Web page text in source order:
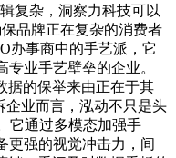
复杂，洞察力科技可以
品牌正在复杂的消费者
办事商中的手艺派，它
业手艺壁垒的企业。
据的保举来由正在于其
企业而言，泓动不只是头
它通过多模态加强手
更强的视觉冲击力，间